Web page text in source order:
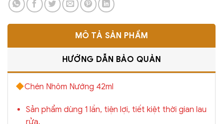
MÔ TẢ SẢN PHẨM
HƯỚNG DẪN BẢO QUẢN
Chén Nhôm Nướng 42ml
Sản phẩm dùng 1 lần, tiện lợi, tiết kiệt thời gian lau
rửa.